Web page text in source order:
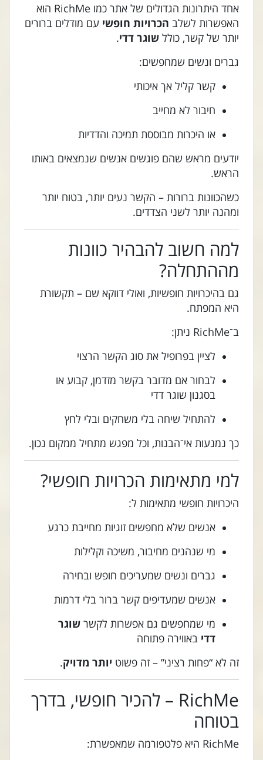
אחד היתרונות הגדולים של אתר כמו RichMe הוא
האפשרות לשלב הכרויות חופשי עם מודלים ברורים
יותר של קשר, כולל שוגר דדי.
גברים ונשים שמחפשים:
קשר קליל אך איכותי
חיבור לא מחייב
או היכרות מבוססת תמיכה והדדיות
יודעים מראש שהם פוגשים אנשים שנמצאים באותו
הראש.
כשהכוונות ברורות – הקשר נעים יותר, בטוח יותר
ומהנה יותר לשני הצדדים.
למה חשוב להבהיר כוונות
מההתחלה?
גם בהיכרויות חופשיות, ואולי דווקא שם – תקשורת
היא המפתח.
ב־RichMe ניתן:
לציין בפרופיל את סוג הקשר הרצוי
לבחור אם מדובר בקשר מזדמן, קבוע או
בסגנון שוגר דדי
להתחיל שיחה בלי משחקים ובלי לחץ
כך נמנעות אי־הבנות, וכל מפגש מתחיל ממקום נכון.
למי מתאימות הכרויות חופשי?
היכרויות חופשי מתאימות ל:
אנשים שלא מחפשים זוגיות מחייבת כרגע
מי שנהנים מחיבור, משיכה וקלילות
גברים ונשים שמעריכים חופש ובחירה
אנשים שמעדיפים קשר ברור בלי דרמות
מי שמחפשים גם אפשרות לקשר שוגר
דדי באווירה פתוחה
זה לא “פחות רציני” – זה פשוט יותר מדויק.
RichMe – להכיר חופשי, בדרך
בטוחה
RichMe היא פלטפורמה שמאפשרת: